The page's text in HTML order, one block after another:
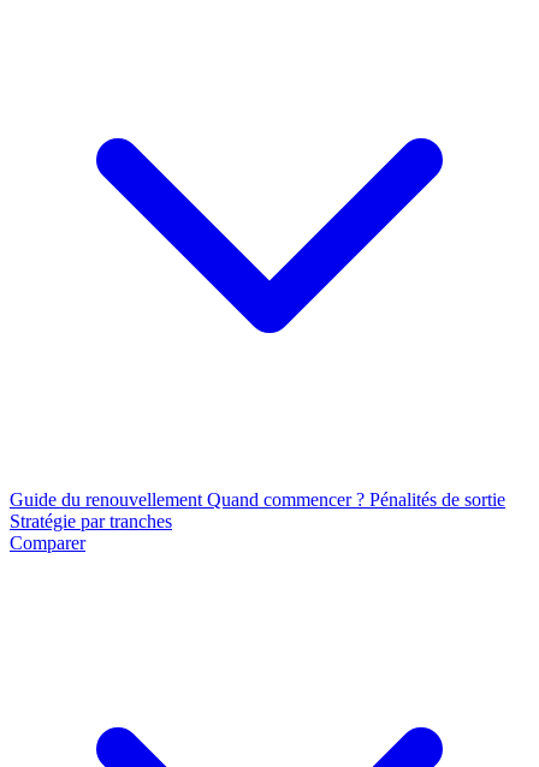
Guide du renouvellement Quand commencer ? Pénalités de sortie
Stratégie par tranches
Comparer